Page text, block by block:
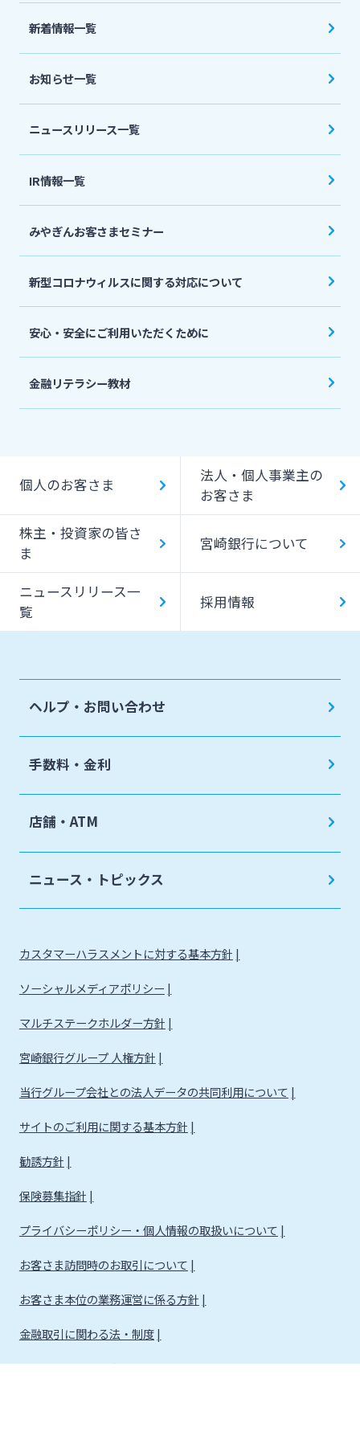
法人・個人事業主のお客さま
宮崎銀行について
ニュースリリース一覧
採用情報
お問い合わせ先一覧
新着情報一覧
お知らせ一覧
ニュースリリース一覧
IR情報一覧
みやぎんお客さまセミナー
新型コロナウィルスに関する対応について
安心・安全にご利用いただくために
金融リテラシー教材
個人のお客さま
法人・個人事業主の
お客さま
株主・投資家の皆さ
ま
宮崎銀行について
ニュースリリース一
覧
採用情報
ヘルプ・お問い合わせ
手数料・金利
店舗・ATM
ニュース・トピックス
カスタマーハラスメントに対する基本方針
ソーシャルメディアポリシー
マルチステークホルダー方針
宮崎銀行グループ 人権方針
当行グループ会社との法人データの共同利用について
サイトのご利用に関する基本方針
勧誘方針
保険募集指針
プライバシーポリシー・個人情報の取扱いについて
お客さま訪問時のお取引について
お客さま本位の業務運営に係る方針
金融取引に関わる法・制度
金融取引に関わる方針